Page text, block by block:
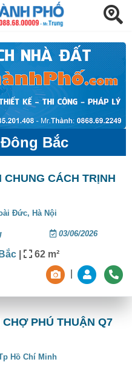
Bắc
CÁCH TRỊNH
Đức,Hà Nội
03/06/2026
| 62 m²
PHÚ THUẬN Q7
Hồ Chí Minh